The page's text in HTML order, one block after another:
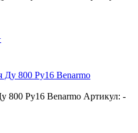
800 Ру16 Benarmo Артикул: -